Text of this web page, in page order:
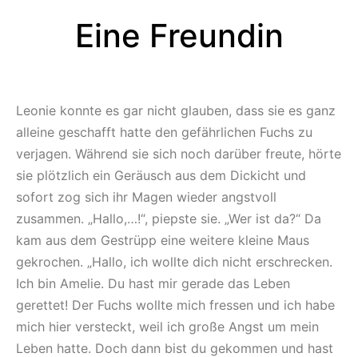
Eine Freundin
Leonie konnte es gar nicht glauben, dass sie es ganz
alleine geschafft hatte den gefährlichen Fuchs zu
verjagen. Während sie sich noch darüber freute, hörte
sie plötzlich ein Geräusch aus dem Dickicht und
sofort zog sich ihr Magen wieder angstvoll
zusammen. „Hallo,…!“, piepste sie. „Wer ist da?“ Da
kam aus dem Gestrüpp eine weitere kleine Maus
gekrochen. „Hallo, ich wollte dich nicht erschrecken.
Ich bin Amelie. Du hast mir gerade das Leben
gerettet! Der Fuchs wollte mich fressen und ich habe
mich hier versteckt, weil ich große Angst um mein
Leben hatte. Doch dann bist du gekommen und hast